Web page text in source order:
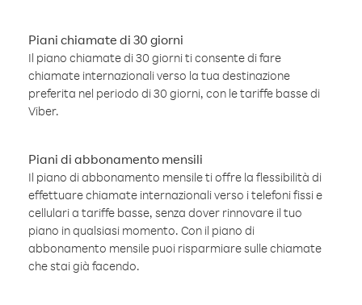
Piani chiamate di 30 giorni
Il piano chiamate di 30 giorni ti consente di fare
chiamate internazionali verso la tua destinazione
preferita nel periodo di 30 giorni, con le tariffe basse di
Viber.
Piani di abbonamento mensili
Il piano di abbonamento mensile ti offre la flessibilità di
effettuare chiamate internazionali verso i telefoni fissi e
cellulari a tariffe basse, senza dover rinnovare il tuo
piano in qualsiasi momento. Con il piano di
abbonamento mensile puoi risparmiare sulle chiamate
che stai già facendo.